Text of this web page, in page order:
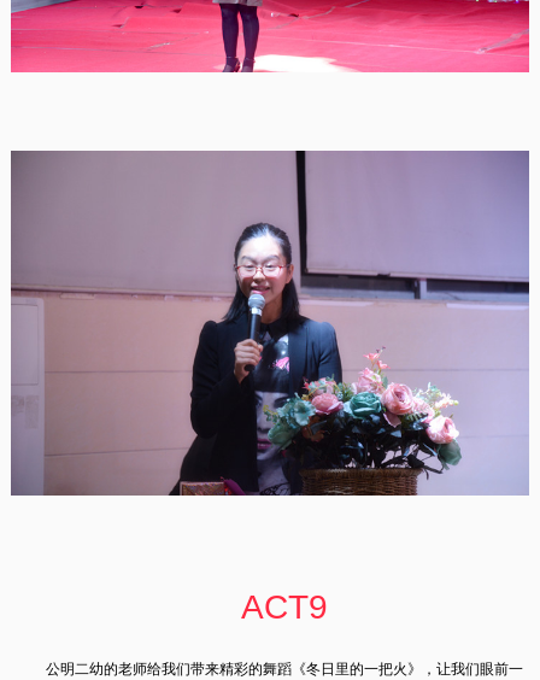
ACT9
公明二幼的老师给我们带来精彩的舞蹈《冬日里的一把火》，让我们眼前一